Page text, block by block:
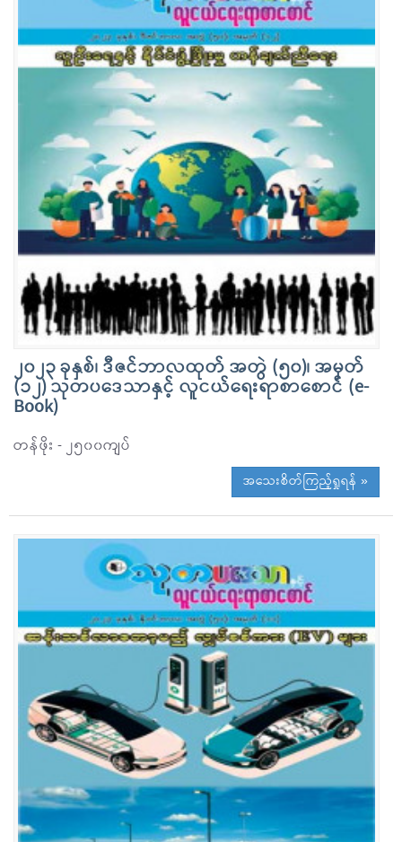
၂၀၂၃ ခုနှစ်၊ ဒီဇင်ဘာလထုတ် အတွဲ (၅၀)၊ အမှတ်
(၁၂) သုတပဒေသာနှင့် လူငယ်ရေးရာစာစောင် (e-
Book)
တန်ဖိုး - ၂၅၀၀ကျပ်
အသေးစိတ်ကြည့်ရှုရန် »